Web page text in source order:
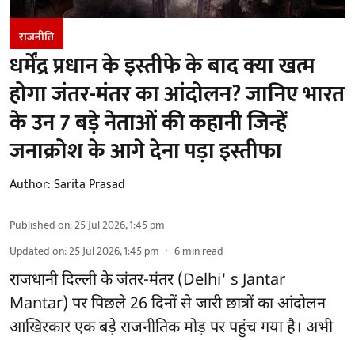
राजनीति
धर्मेंद्र प्रधान के इस्तीफे के बाद क्या खत्म
होगा जंतर-मंतर का आंदोलन? जानिए भारत
के उन 7 बड़े नेताओं की कहानी जिन्हें
जनाक्रोश के आगे देना पड़ा इस्तीफा
Author:Sarita Prasad
Published on:25 Jul 2026, 1:45 pm
Updated on:25 Jul 2026, 1:45 pm 6min read
राजधानी दिल्ली के जंतर-मंतर (Delhi' s Jantar
Mantar) पर पिछले 26 दिनों से जारी छात्रों का आंदोलन
आखिरकार एक बड़े राजनीतिक मोड़ पर पहुंच गया है। अभी